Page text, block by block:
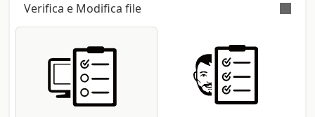
Verifica e Modifica file
file pdf: controllo delle dimensioni e dei
font; conversione nel profilo di stampa
CMYK se presenti metodi differenti (RGB,
Pantoni, etc ...).